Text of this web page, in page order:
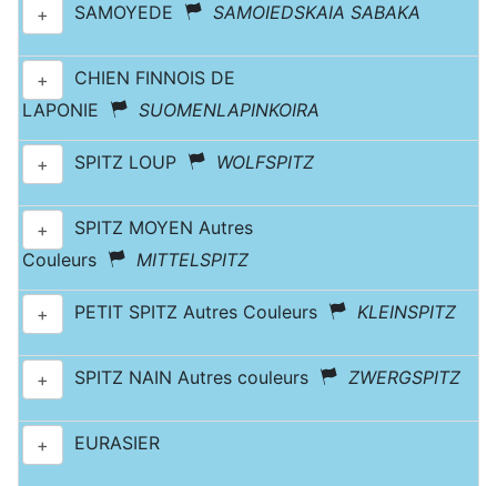
+ SAMOYEDE SAMOIEDSKAIA SABAKA
+
CHIEN FINNOIS DE
LAPONIE
SUOMENLAPINKOIRA
+ SPITZ LOUP WOLFSPITZ
+
SPITZ MOYEN Autres
Couleurs
MITTELSPITZ
+ PETIT SPITZ Autres Couleurs KLEINSPITZ
+ SPITZ NAIN Autres couleurs ZWERGSPITZ
+ EURASIER